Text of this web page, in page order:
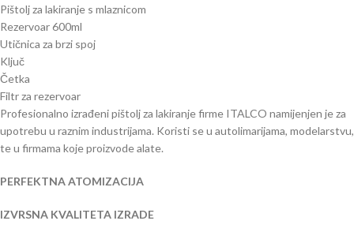
Pištolj za lakiranje s mlaznicom
Rezervoar 600ml
Utičnica za brzi spoj
Ključ
Četka
Filtr za rezervoar
Profesionalno izrađeni pištolj za lakiranje firme ITALCO namijenjen je za
upotrebu u raznim industrijama. Koristi se u autolimarijama, modelarstvu,
te u firmama koje proizvode alate.
PERFEKTNA ATOMIZACIJA
IZVRSNA KVALITETA IZRADE